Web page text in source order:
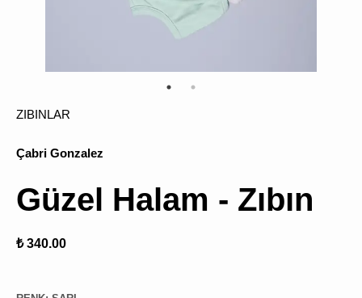
ZIBINLAR
Çabri Gonzalez
Güzel Halam - Zıbın
₺ 340.00